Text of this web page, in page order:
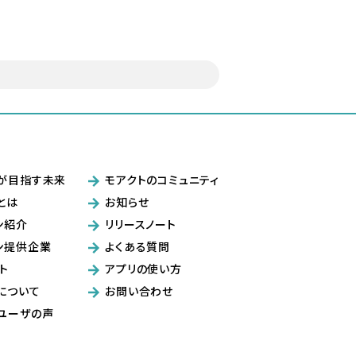
目指す未来
は
紹介
提供企業
ついて
ーザの声
モアクトのコミュニティ
お知らせ
リリースノート
よくある質問
アプリの使い方
お問い合わせ